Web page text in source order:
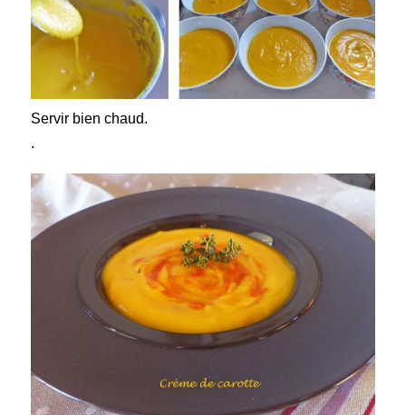
Servir bien chaud.
.